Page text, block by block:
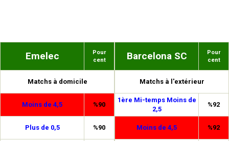
Emelec
Pour
cent
Matchs à domicile
Moins de 4,5 %90
Plus de 0,5 %90
Barcelona SC
Pour
cent
Matchs à l'extérieur
1ère Mi-temps Moins de
2,5
%92
Moins de 4,5 %92